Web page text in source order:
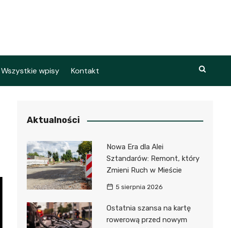
Wszystkie wpisy Kontakt
Aktualności
Nowa Era dla Alei
Sztandarów: Remont, który
Zmieni Ruch w Mieście
5 sierpnia 2026
Ostatnia szansa na kartę
rowerową przed nowym